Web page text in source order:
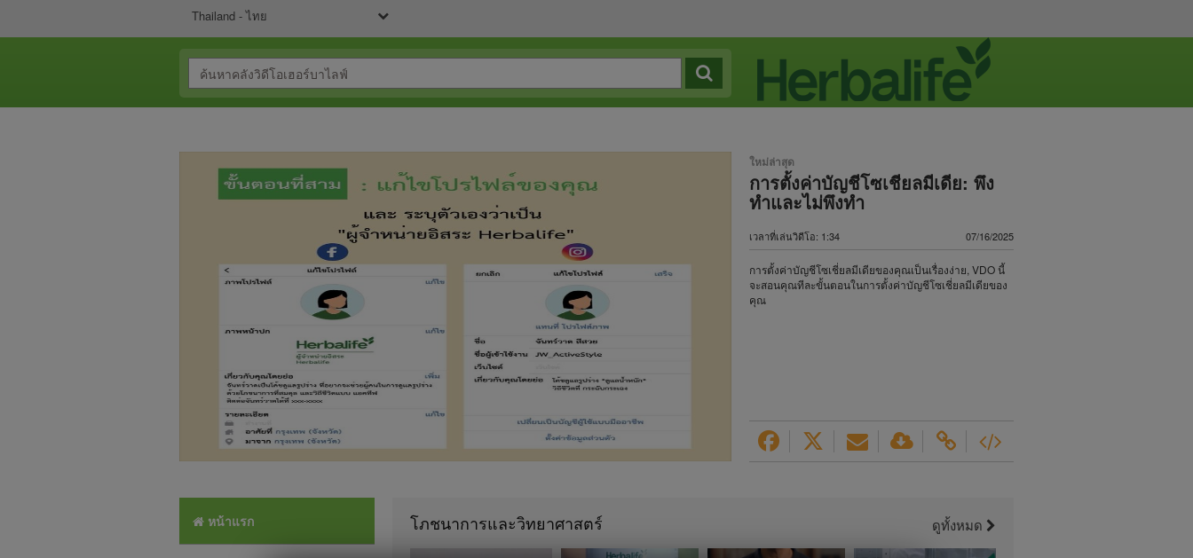
Thailand - ไทย
ใหม่ล่าสุด
การตั้งค่าบัญชีโซเชียลมีเดีย: พึง
ทำและไม่พึงทำ
เวลาที่เล่นวิดีโอ: 1:34 07/16/2025
การตั้งค่าบัญชีโซเชี่ยลมีเดียของคุณเป็นเรื่องง่าย, VDO นี้
จะสอนคุณทีละขั้นตอนในการตั้งค่าบัญชีโซเชี่ยลมีเดียของ
คุณ
หน้าแรก โภชนาการและวิทยาศาสตร์ ดูทั้งหมด